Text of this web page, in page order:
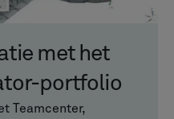
met het
portfolio
Teamcenter,